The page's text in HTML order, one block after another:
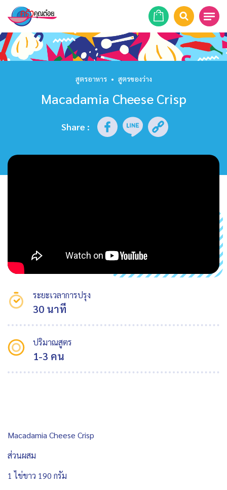
หน้าแรก
ร้านอาหาร
รายการย้อนหลัง
สูตรอาหาร • สูตรของว่าง
Macadamia Cheese Crisp
Share :
ระยะเวลาการปรุง
30 นาที
ปริมาณสูตร
1-3 คน
Macadamia Cheese Crisp
ส่วนผสม
1 ไข่ขาว 190 กรัม